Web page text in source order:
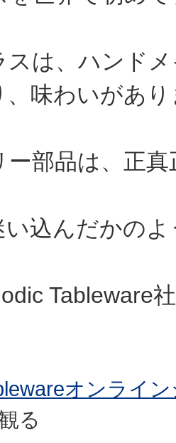
スは、ハンド
、味わいがあ
ー部品は、正
い込んだかの
Tableware
オンライ
る